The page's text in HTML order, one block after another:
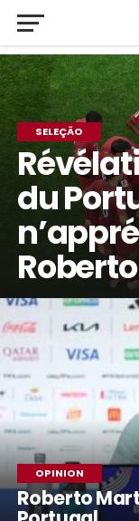
SELEÇÃO
du
OPINION
Roberto